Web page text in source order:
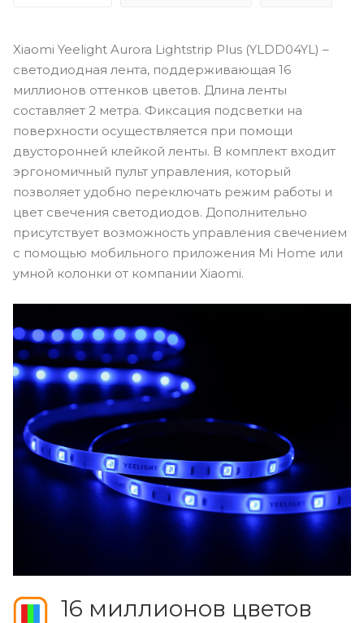
Xiaomi Yeelight Aurora Lightstrip Plus (YLDD04YL) –
светодиодная лента, поддерживающая 16
миллионов оттенков цветов. Длина ленты
составляет 2 метра. Фиксация подсветки на
поверхности осуществляется при помощи
двусторонней клейкой ленты. В комплект входит
эргономичный пульт управления, который
позволяет удобно переключать режим работы и
цвет свечения светодиодов. Дополнительно
присутствует возможность управления свечением
с помощью мобильного приложения Mi Home или
умной колонки от компании Xiaomi.
16 миллионов цветов